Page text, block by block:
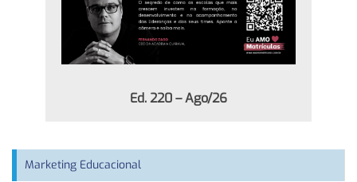
Ed. 220 – Ago/26
Marketing Educacional